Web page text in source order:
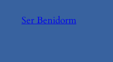
Ser Benidorm